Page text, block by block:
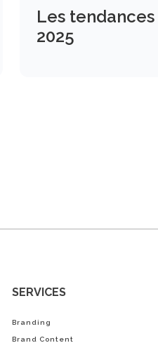
Les
2025
SERVICES
Branding
Brand Content